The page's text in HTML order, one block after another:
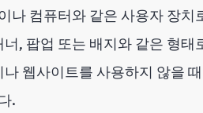
나 컴퓨터와 같은 사용자 장치
, 팝업 또는 배지와 같은 형태
웹사이트를 사용하지 않을
.